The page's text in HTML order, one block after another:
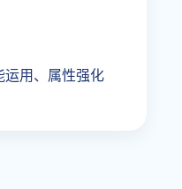
运用、属性强化